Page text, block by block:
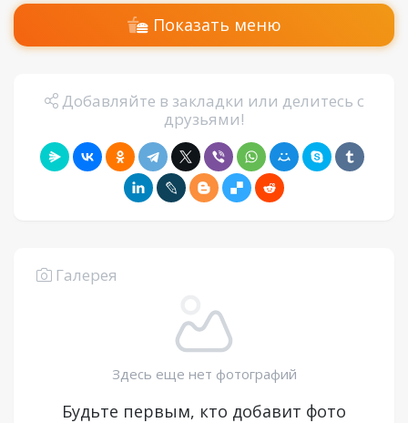
Показать меню
Добавляйте в закладки или делитесь с
друзьями!
Галерея
Здесь еще нет фотографий
Будьте первым, кто добавит фото